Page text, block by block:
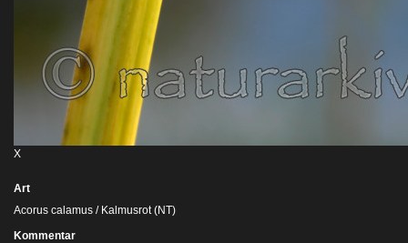
X
Art
Acorus calamus / Kalmusrot (NT)
Kommentar